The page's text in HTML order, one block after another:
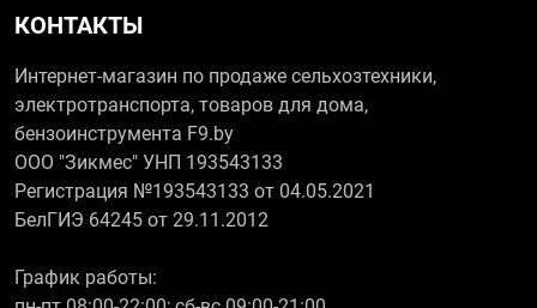
КОНТАКТЫ
Интернет-магазин по продаже сельхозтехники,
электротранспорта, товаров для дома,
бензоинструмента F9.by
ООО "Зикмес" УНП 193543133
Регистрация №193543133 от 04.05.2021
БелГИЭ 64245 от 29.11.2012
График работы: